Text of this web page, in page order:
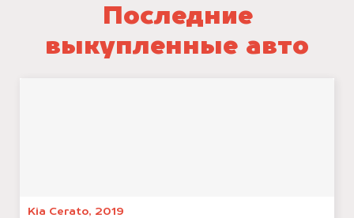
Последние
выкупленные авто
Kia Cerato, 2019